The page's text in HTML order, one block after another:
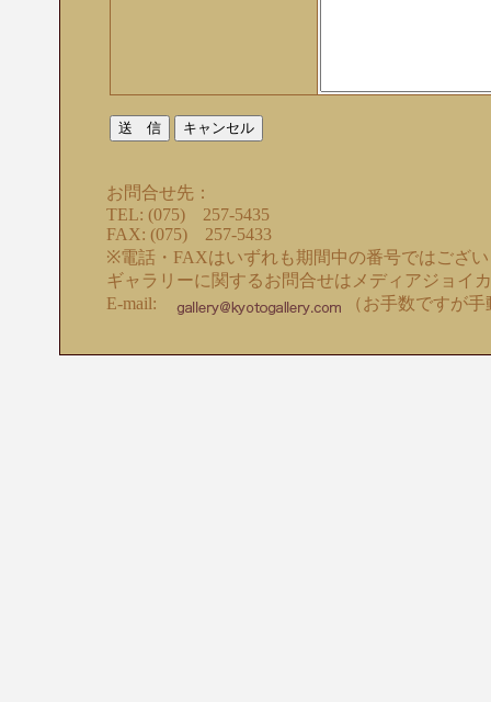
お問合せ先：
TEL: (075) 257-5435
FAX: (075) 257-5433
※電話・FAXはいずれも期間中の番号ではござ
ギャラリーに関するお問合せはメディアジョイ
E-mail:
（お手数ですが